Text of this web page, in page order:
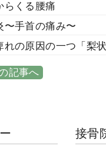
らくる腰痛
〜手首の痛み〜
れの原因の一つ「梨
記事へ
接骨